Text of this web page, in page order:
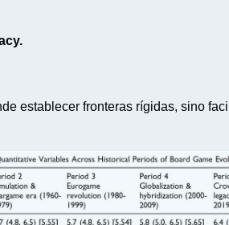
establecer fronteras rígidas, sino